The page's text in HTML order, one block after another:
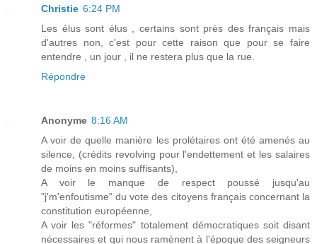
Christie 6:24 PM
Les élus sont élus , certains sont près des français mais
d'autres non, c'est pour cette raison que pour se faire
entendre , un jour , il ne restera plus que la rue.
Répondre
Anonyme 8:16 AM
A voir de quelle manière les prolétaires ont été amenés au
silence, (crédits revolving pour l'endettement et les salaires
de moins en moins suffisants),
A voir le manque de respect poussé jusqu'au
"j'm'enfoutisme" du vote des citoyens français concernant la
constitution européenne,
A voir les "réformes" totalement démocratiques soit disant
nécessaires et qui nous ramènent à l'époque des seigneurs